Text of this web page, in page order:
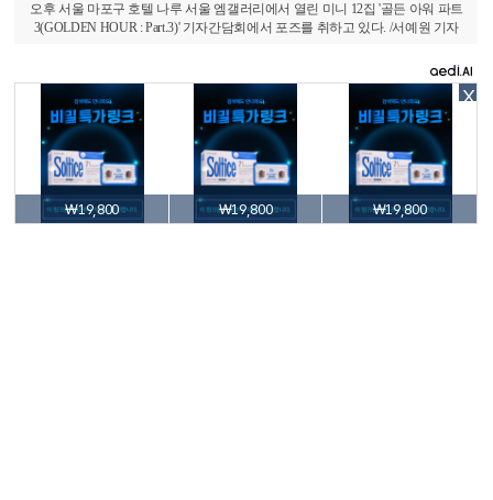
오후 서울 마포구 호텔 나루 서울 엠갤러리에서 열린 미니 12집 '골든 아워 파트
3(GOLDEN HOUR : Part.3)' 기자간담회에서 포즈를 취하고 있다. /서예원 기자
X
₩19,800 ₩19,800 ₩19,800